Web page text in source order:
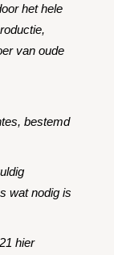
het hele
van oude
bestemd
wat nodig is
hier